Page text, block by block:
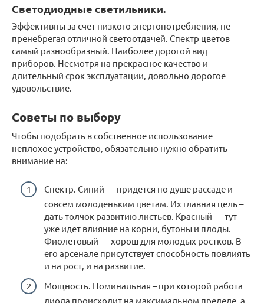
Светодиодные светильники.
Эффективны за счет низкого энергопотребления, не
пренебрегая отличной светоотдачей. Спектр цветов
самый разнообразный. Наиболее дорогой вид
приборов. Несмотря на прекрасное качество и
длительный срок эксплуатации, довольно дорогое
удовольствие.
Советы по выбору
Чтобы подобрать в собственное использование
неплохое устройство, обязательно нужно обратить
внимание на:
Спектр. Синий — придется по душе рассаде и
совсем молоденьким цветам. Их главная цель –
дать толчок развитию листьев. Красный — тут
уже идет влияние на корни, бутоны и плоды.
Фиолетовый — хорош для молодых ростков. В
его арсенале присутствует способность повлиять
и на рост, и на развитие.
Мощность. Номинальная – при которой работа
диода происходит на максимальном пределе, а